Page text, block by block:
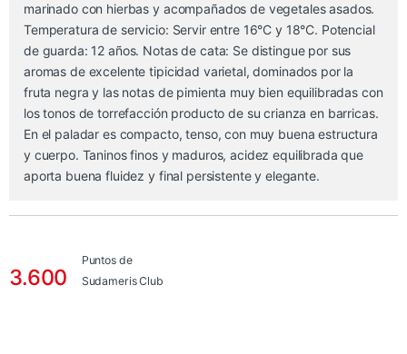
marinado con hierbas y acompañados de vegetales asados.
Temperatura de servicio: Servir entre 16°C y 18°C. Potencial
de guarda: 12 años. Notas de cata: Se distingue por sus
aromas de excelente tipicidad varietal, dominados por la
fruta negra y las notas de pimienta muy bien equilibradas con
los tonos de torrefacción producto de su crianza en barricas.
En el paladar es compacto, tenso, con muy buena estructura
y cuerpo. Taninos finos y maduros, acidez equilibrada que
aporta buena fluidez y final persistente y elegante.
3.600
Puntos de
Sudameris Club